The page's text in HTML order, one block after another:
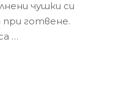
чушки си
готвене.
…